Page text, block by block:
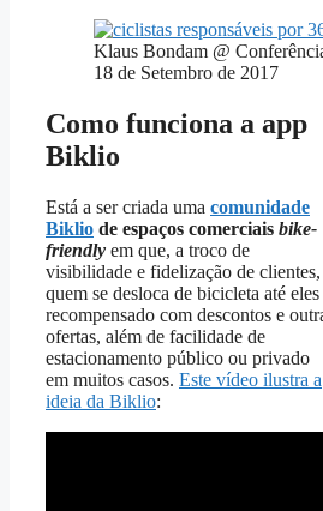
Klaus Bondam @
18 de Setembro de 2017
Como funciona a app
Biklio
Está a ser criada uma comunidade
Biklio de espaços comerciais bike-
friendly em que, a troco de
visibilidade e fidelização de clientes,
quem se desloca de bicicleta até eles
recompensado com descontos e
ofertas, além de facilidade de
estacionamento público ou privado
em muitos casos. Este vídeo ilustra a
ideia da Biklio: